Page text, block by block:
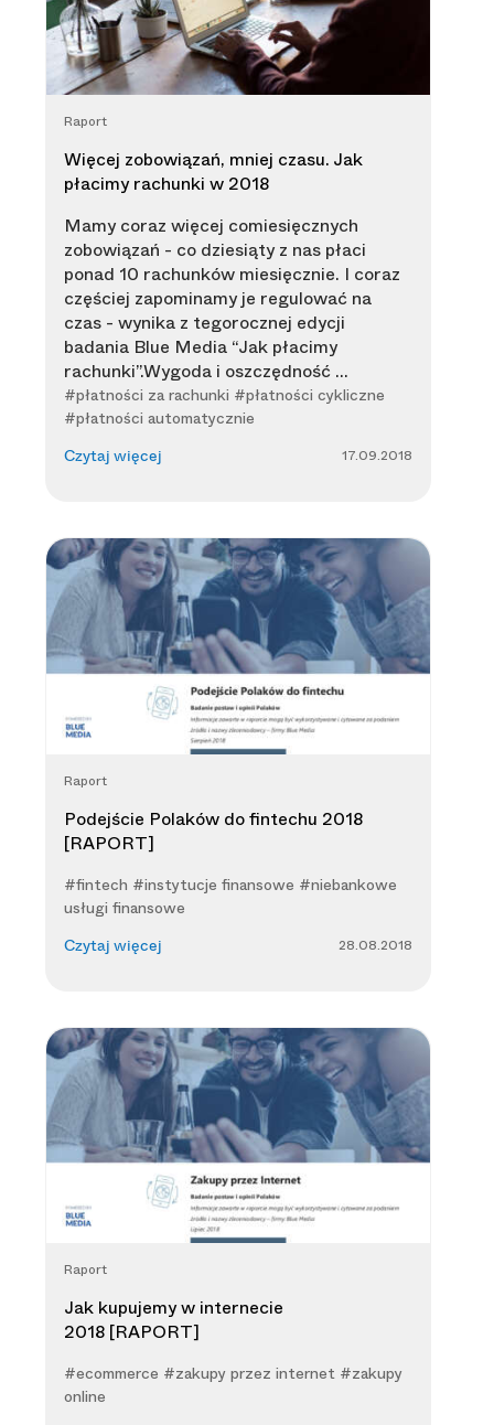
Raport
Więcej zobowiązań, mniej czasu. Jak
płacimy rachunki w 2018
Mamy coraz więcej comiesięcznych
zobowiązań - co dziesiąty z nas płaci
ponad 10 rachunków miesięcznie. I coraz
częściej zapominamy je regulować na
czas - wynika z tegorocznej edycji
badania Blue Media “Jak płacimy
rachunki”. ​Wygoda i oszczędność ...
#płatności za rachunki #płatności cykliczne
#płatności automatycznie
Czytaj więcej 17.09.2018
Raport
Podejście Polaków do fintechu 2018
[RAPORT]
#fintech #instytucje finansowe #niebankowe
usługi finansowe
Czytaj więcej 28.08.2018
Raport
Jak kupujemy w internecie
2018 [RAPORT]
#ecommerce #zakupy przez internet #zakupy
online